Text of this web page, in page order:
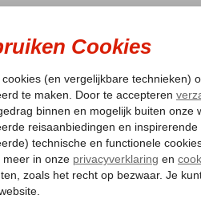
LAST MINUTE ZOMER 2026
Pakketgarantie Laagsteprijsgarantie*